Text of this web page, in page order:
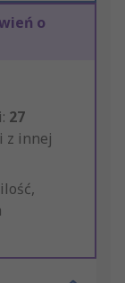
o
27
z innej